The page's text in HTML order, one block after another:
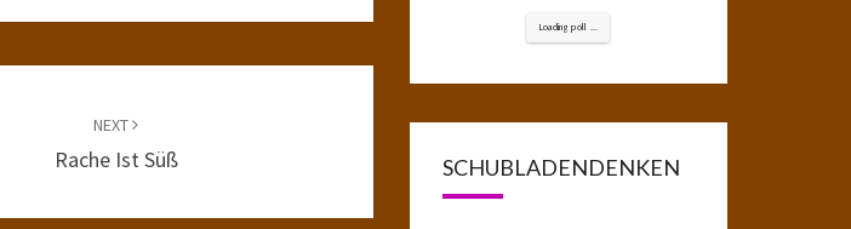
NEXT
Rache Ist Süß
Loading poll ...
SCHUBLADENDENKEN